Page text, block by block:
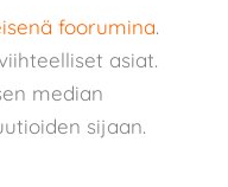
foorumina.
asiat.
median
sijaan.